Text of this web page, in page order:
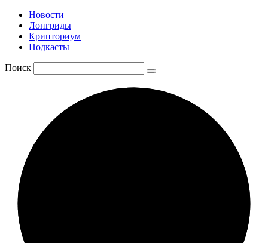
Новости
Лонгриды
Крипториум
Подкасты
Поиск